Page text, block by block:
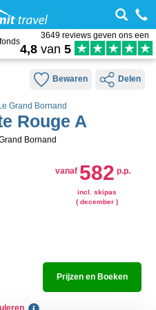
3649 reviews geven ons een
4,8 van 5
Bewaren Delen
Grand Bornand
Rouge A
Bornand
vanaf 582 p.p.
incl. skipas
( december )
Prijzen en Boeken